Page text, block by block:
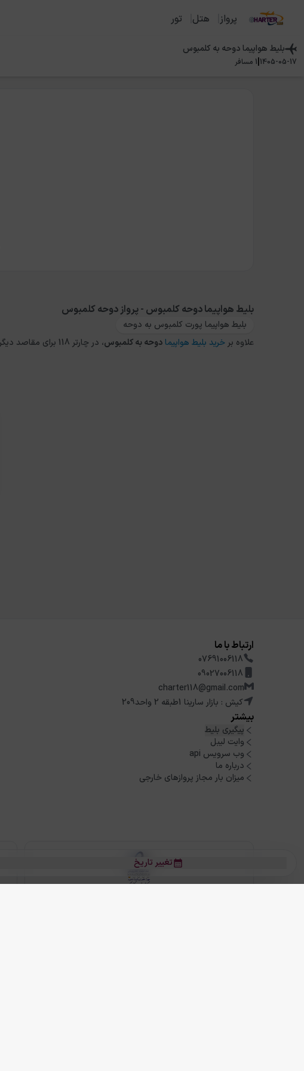
پرواز هتل تور
بلیط هواپیمادوحه به کلمبوس
1405-05-17
|
1 مسافر
تغییر تاریخ
بلیط هواپیما دوحه کلمبوس - پرواز دوحه کلمبوس
بلیط هواپیما پورت کلمبوس به دوحه
علاوه بر خرید بلیط هواپیما دوحهبهکلمبوس، در چارتر 118 برای مقاصد دیگر داخلی و خارجی نیز می توانید از طریق
ارتباط با ما
07691006118
09027006118
charter118@gmail.com
کیش : بازار سارینا 1طبقه 2 واحد209
بیشتر
پیگیری بلیط
وایت لیبل
وب سرویس api
درباره ما
میزان بار مجاز پروازهای خارجی